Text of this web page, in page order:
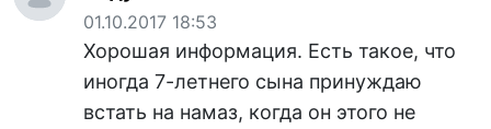
01.10.2017 18:53
Хорошая информация. Есть такое, что
иногда 7-летнего сына принуждаю
встать на намаз, когда он этого не